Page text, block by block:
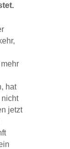
hat
jetzt